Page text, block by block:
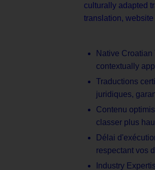
culturally adapted
translation,
Native
contextually
Traductions
juridiques,
Contenu
classer plus
Délai
respectant vos
Industry